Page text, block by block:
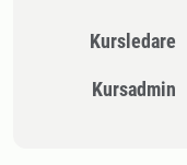
Kursledare
Kursadmin